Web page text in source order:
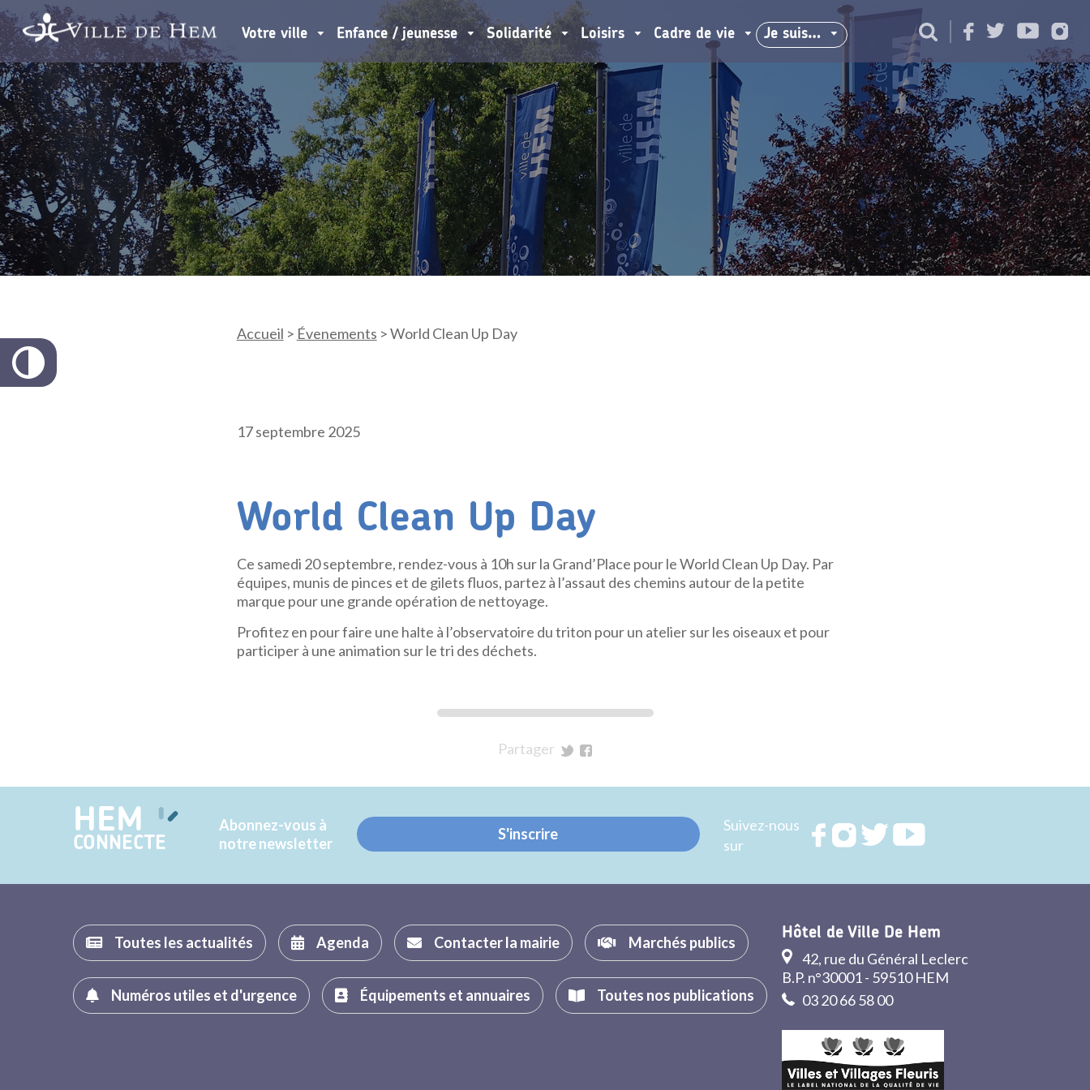
Votre ville Enfance / jeunesse Solidarité Loisirs Cadre de vie Je suis…
Accueil > Évenements >World Clean Up Day
17 septembre 2025
World Clean Up Day
Ce samedi 20 septembre, rendez-vous à 10h sur la Grand’Place pour le World Clean Up Day. Par
équipes, munis de pinces et de gilets fluos, partez à l’assaut des chemins autour de la petite
marque pour une grande opération de nettoyage.
Profitez en pour faire une halte à l’observatoire du triton pour un atelier sur les oiseaux et pour
participer à une animation sur le tri des déchets.
Partager
Twitter
Facebook
HEM
CONNECTE
Abonnez-vous à
notre newsletter
S'inscrire
Suivez-nous
sur
RejoignezRejoignezRejoignez
Toutes les actualités Agenda Contacter la mairie Marchés publics
Numéros utiles et d'urgence Équipements et annuaires Toutes nos publications
Hôtel de Ville De Hem
42, rue du Général Leclerc
B.P. n°30001 - 59510 HEM
03 20 66 58 00